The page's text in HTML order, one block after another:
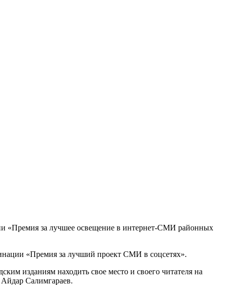
«Премия за лучшее освещение в интернет-СМИ районных
«Премия за лучший проект СМИ в соцсетях».
изданиям находить свое место и своего читателя на
Салимгараев.